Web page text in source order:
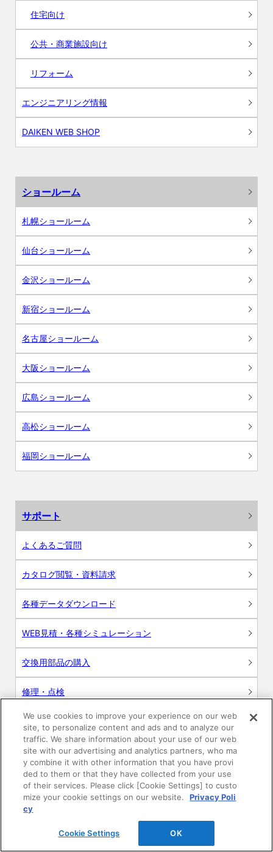
住宅向け
公共・商業施設向け
リフォーム
エンジニアリング情報
DAIKEN WEB SHOP
ショールーム
札幌ショールーム
仙台ショールーム
金沢ショールーム
新宿ショールーム
名古屋ショールーム
大阪ショールーム
広島ショールーム
高松ショールーム
福岡ショールーム
サポート
よくあるご質問
カタログ閲覧・資料請求
各種データダウンロード
WEB見積・各種シミュレーション
交換用部品の購入
修理・点検
お問い合わせ
ログイン
建築・設計関係者様向けサイト
ユーザー登録サービス
WEB見積システム
We use cookies to improve your experience on our web
site, to personalize content and ads and to analyze our
traffic. We share information about your use of our web
site with our advertising and analytics partners, who ma
y combine it with other information that you have provi
ded to them or that they have collected from your use
of their services. Please click [Cookie Settings] to custo
mize your cookie settings on our website.
Privacy Poli
cy
Cookie Settings OK